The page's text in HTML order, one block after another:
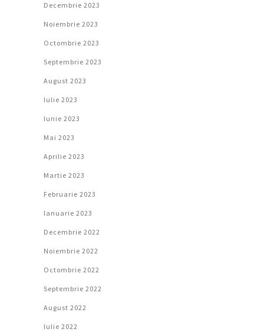
Decembrie 2023
Noiembrie 2023
Octombrie 2023
Septembrie 2023
August 2023
Iulie 2023
Iunie 2023
Mai 2023
Aprilie 2023
Martie 2023
Februarie 2023
Ianuarie 2023
Decembrie 2022
Noiembrie 2022
Octombrie 2022
Septembrie 2022
August 2022
Iulie 2022